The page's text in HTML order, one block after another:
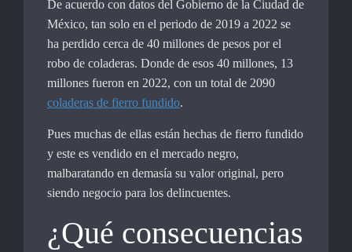
De acuerdo con datos del Gobierno de la Ciudad de
México, tan solo en el periodo de 2019 a 2022 se
ha perdido cerca de 40 millones de pesos por el
robo de coladeras. Donde de esos 40 millones, 13
millones fueron en 2022, con un total de 2090
coladeras de fierro fundido.
Pues muchas de ellas están hechas de fierro fundido
y este es vendido en el mercado negro,
malbaratando en demasía su valor original, pero
siendo negocio para los delincuentes.
¿Qué consecuencias